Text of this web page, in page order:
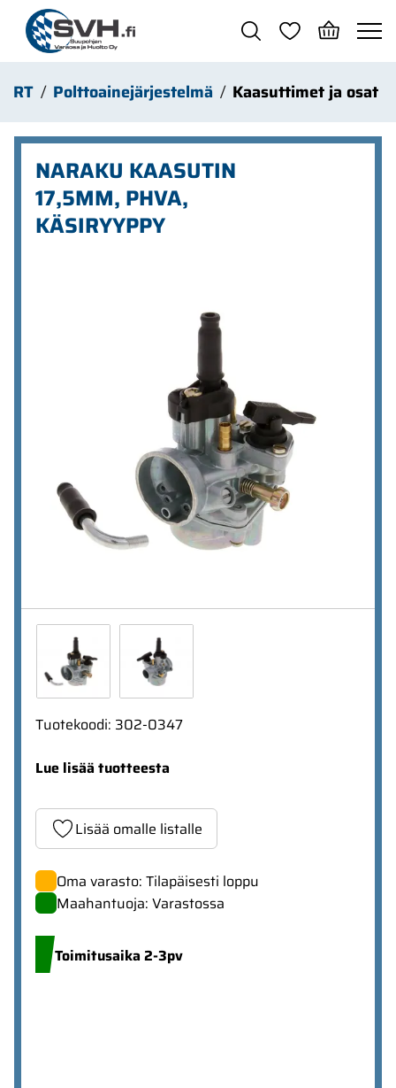
Siirry pääsisältöön
MRT Polttoainejärjestelmä Kaasuttimet ja osat
NARAKU KAASUTIN
17,5MM, PHVA,
KÄSIRYYPPY
Tuotekoodi: 302-0347
Lue lisää tuotteesta
Lisää omalle listalle
Oma varasto: Tilapäisesti loppu
Maahantuoja: Varastossa
Toimitusaika 2-3pv